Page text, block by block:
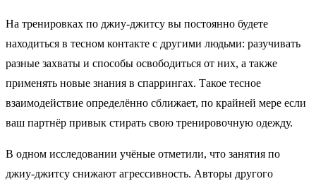
На тренировках по джиу-джитсу вы постоянно будете
находиться в тесном контакте с другими людьми: разучивать
разные захваты и способы освободиться от них, а также
применять новые знания в спаррингах. Такое тесное
взаимодействие определённо сближает, по крайней мере если
ваш партнёр привык стирать свою тренировочную одежду.
В одном исследовании учёные отметили, что занятия по
джиу-джитсу снижают агрессивность. Авторы другого